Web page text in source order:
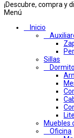
¡Descubre, compra y
Menú
Inicio
Sillas
Muebles
Oficina